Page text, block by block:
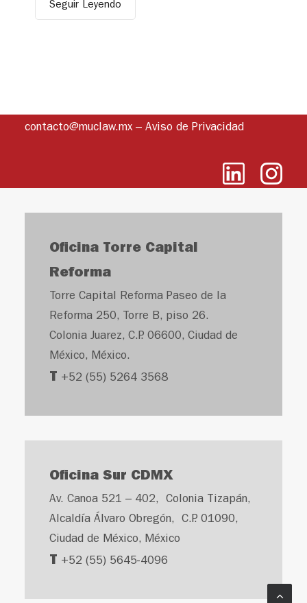
Seguir Leyendo
contacto@muclaw.mx– Aviso de Privacidad
Oficina Torre Capital
Reforma
Torre Capital Reforma Paseo de la
Reforma 250, Torre B, piso 26.
Colonia Juarez, C.P. 06600, Ciudad de
México, México.
T +52 (55) 5264 3568
Oficina Sur CDMX
Av. Canoa 521 – 402, Colonia Tizapán,
Alcaldía Álvaro Obregón, C.P. 01090,
Ciudad de México, México
T +52 (55) 5645-4096